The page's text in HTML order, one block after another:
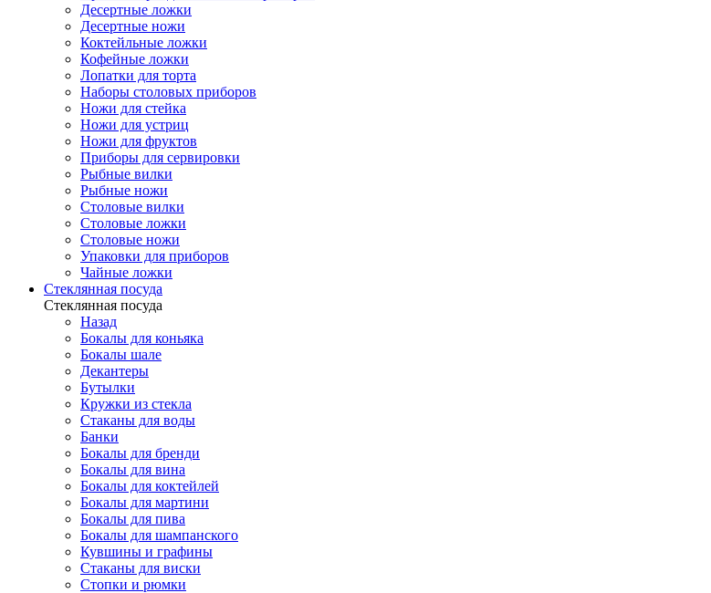
Десертные ложки
Десертные ножи
Коктейльные ложки
Кофейные ложки
Лопатки для торта
Наборы столовых приборов
Ножи для стейка
Ножи для устриц
Ножи для фруктов
Приборы для сервировки
Рыбные вилки
Рыбные ножи
Столовые вилки
Столовые ложки
Столовые ножи
Упаковки для приборов
Чайные ложки
Стеклянная посуда
Стеклянная посуда
Назад
Бокалы для коньяка
Бокалы шале
Декантеры
Бутылки
Кружки из стекла
Стаканы для воды
Банки
Бокалы для бренди
Бокалы для вина
Бокалы для коктейлей
Бокалы для мартини
Бокалы для пива
Бокалы для шампанского
Кувшины и графины
Стаканы для виски
Стопки и рюмки